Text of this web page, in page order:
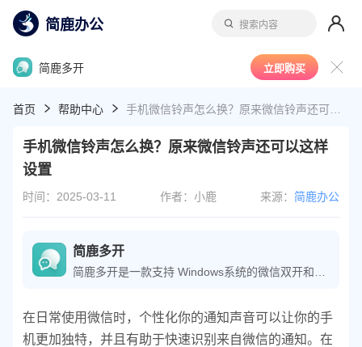
简鹿办公 搜索内容
简鹿多开 立即购买
首页 帮助中心
手机微信铃声怎么换？原来微信铃声还可以这样
设置
时间：2025-03-11 作者：小鹿 来源： 简鹿办公
简鹿多开
在日常使用微信时，个性化你的通知声音可以让你的手
机更加独特，并且有助于快速识别来自微信的通知。在